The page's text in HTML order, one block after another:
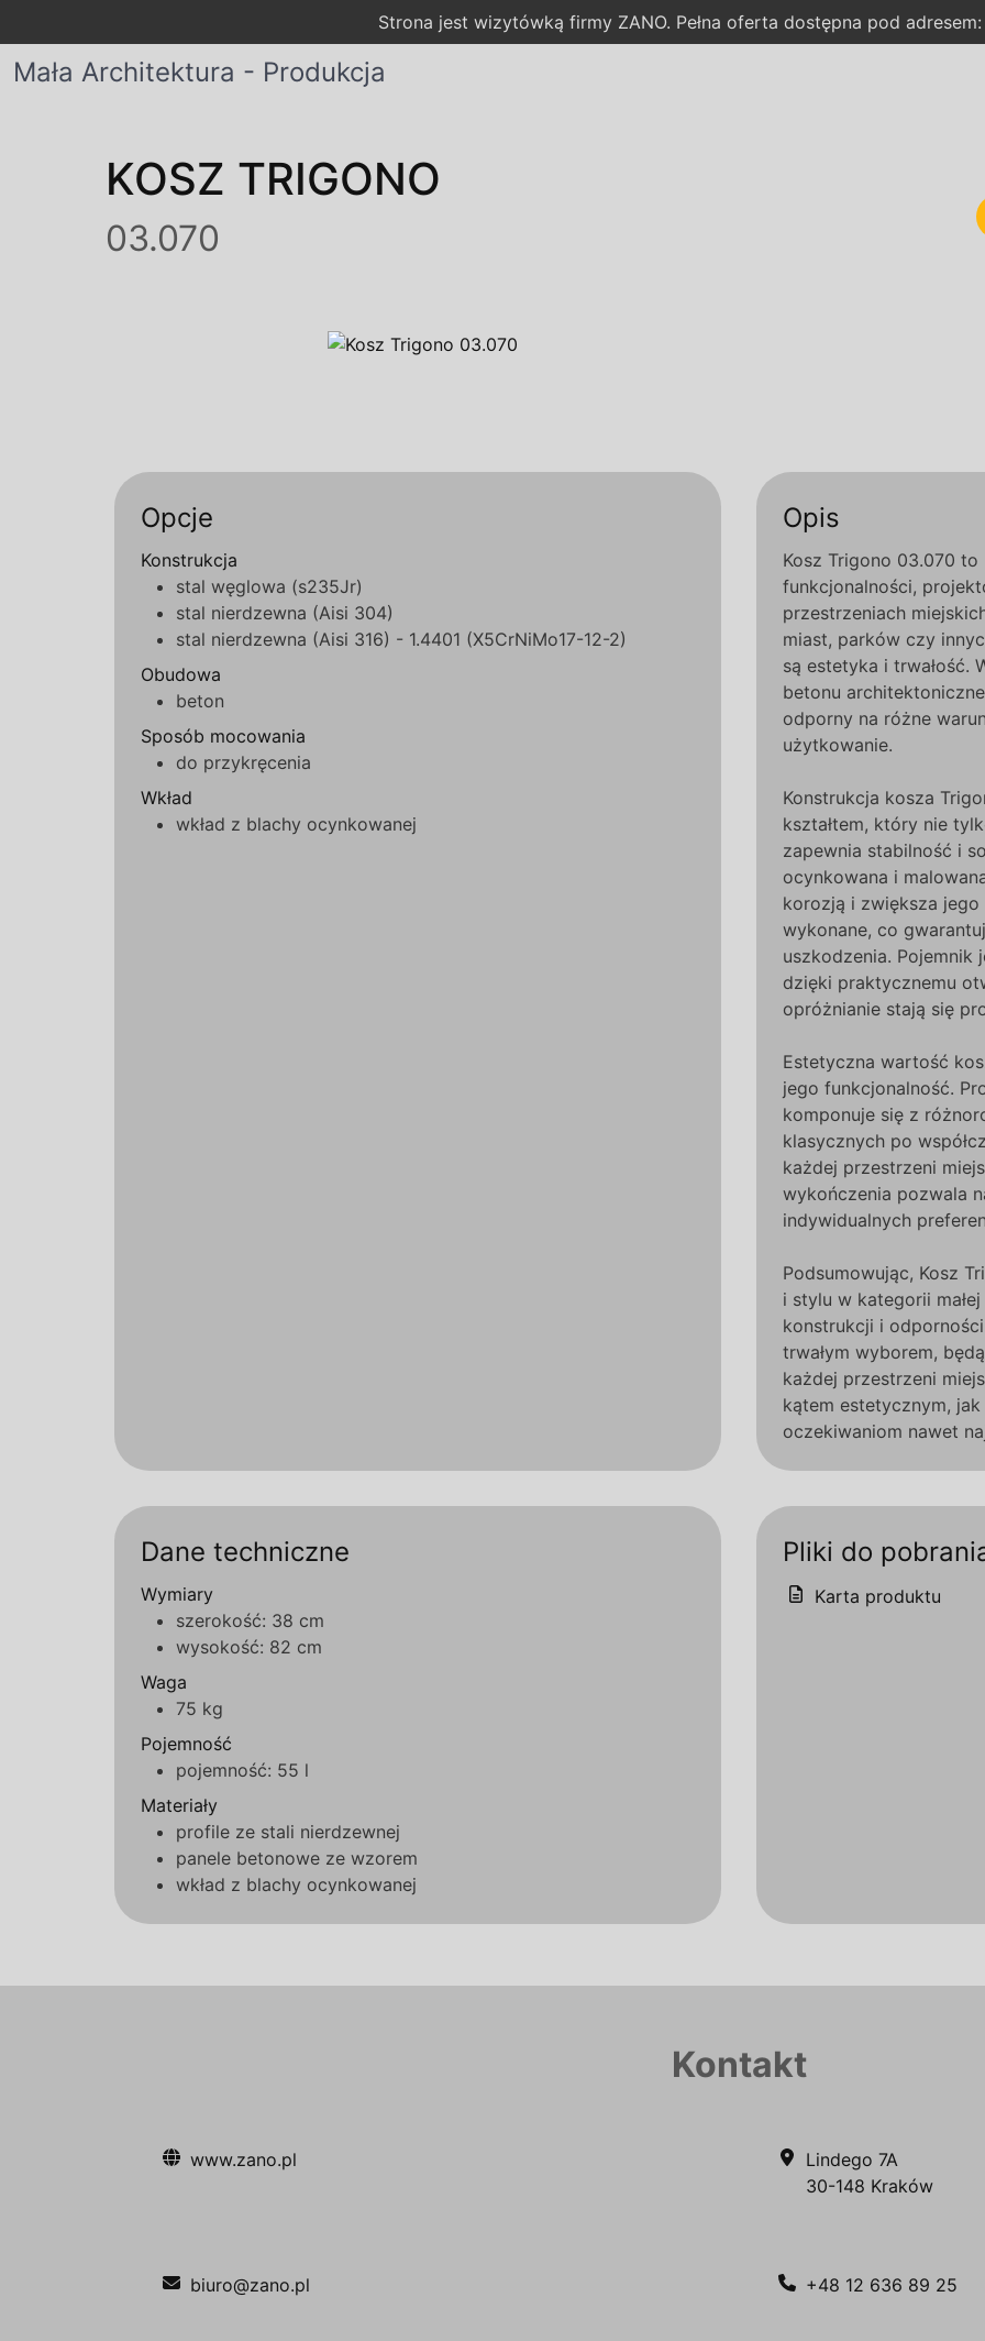
Strona jest wizytówką firmy ZANO. Pełna oferta dostępna pod
Mała Architektura - Produkcja
KOSZ TRIGONO
03.070
Opcje
Konstrukcja
stal węglowa (s235Jr)
stal nierdzewna (Aisi 304)
stal nierdzewna (Aisi 316) - 1.4401 (X5CrNiMo17-12-2)
Obudowa
beton
Sposób mocowania
do przykręcenia
Wkład
wkład z blachy ocynkowanej
Opis
Kosz Trigono 03.070 to
funkcjonalności,
przestrzeniach
miast, parków czy
są estetyka i trwałość.
betonu
odporny na różne
użytkowanie.
Konstrukcja kosza
kształtem, który nie
zapewnia stabilność i
ocynkowana i
korozją i zwiększa jego
wykonane, co
uszkodzenia. Pojemnik
dzięki praktycznemu
opróżnianie stają się
Estetyczna wartość
jego funkcjonalność.
komponuje się z
klasycznych po
każdej przestrzeni
wykończenia pozwala
indywidualnych
Podsumowując, Kosz
i stylu w kategorii
konstrukcji i
trwałym wyborem,
każdej przestrzeni
kątem estetycznym,
oczekiwaniom nawet
Dane techniczne
Wymiary
szerokość: 38 cm
wysokość: 82 cm
Waga
75 kg
Pojemność
pojemność: 55 l
Materiały
profile ze stali nierdzewnej
panele betonowe ze wzorem
wkład z blachy ocynkowanej
Pliki do
Karta produktu
Kontakt
www.zano.pl
Lindego 7A
30-148 Kraków
biuro@zano.pl +48 12 636 89 25